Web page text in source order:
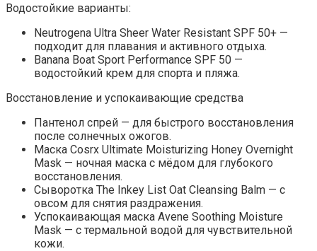
Водостойкие варианты:
Neutrogena Ultra Sheer Water Resistant SPF 50+ —
подходит для плавания и активного отдыха.
Banana Boat Sport Performance SPF 50 —
водостойкий крем для спорта и пляжа.
Восстановление и успокаивающие средства
Пантенол спрей — для быстрого восстановления
после солнечных ожогов.
Маска Cosrx Ultimate Moisturizing Honey Overnight
Mask — ночная маска с мёдом для глубокого
восстановления.
Сыворотка The Inkey List Oat Cleansing Balm — с
овсом для снятия раздражения.
Успокаивающая маска Avene Soothing Moisture
Mask — с термальной водой для чувствительной
кожи.